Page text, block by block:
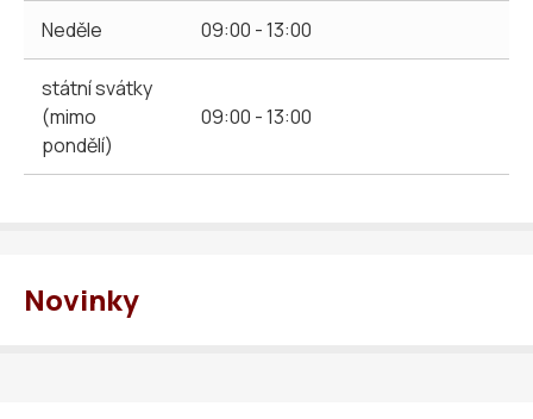
Neděle 09:00 - 13:00
státní svátky
(mimo
pondělí)
09:00 - 13:00
Novinky